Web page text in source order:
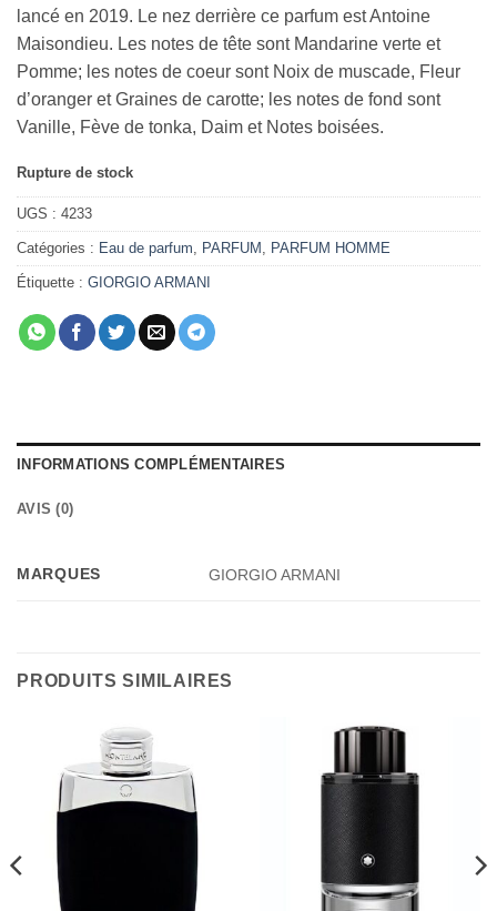
lancé en 2019. Le nez derrière ce parfum est Antoine
Maisondieu. Les notes de tête sont Mandarine verte et
Pomme; les notes de coeur sont Noix de muscade, Fleur
d’oranger et Graines de carotte; les notes de fond sont
Vanille, Fève de tonka, Daim et Notes boisées.
Rupture de stock
UGS : 4233
Catégories : Eau de parfum PARFUM PARFUM HOMME
Étiquette : GIORGIO ARMANI
INFORMATIONS COMPLÉMENTAIRES
AVIS (0)
MARQUES GIORGIO ARMANI
PRODUITS SIMILAIRES